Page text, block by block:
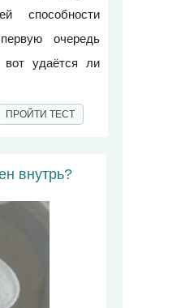
очередь
удаётся ли
ПРОЙТИ ТЕСТ
внутрь?